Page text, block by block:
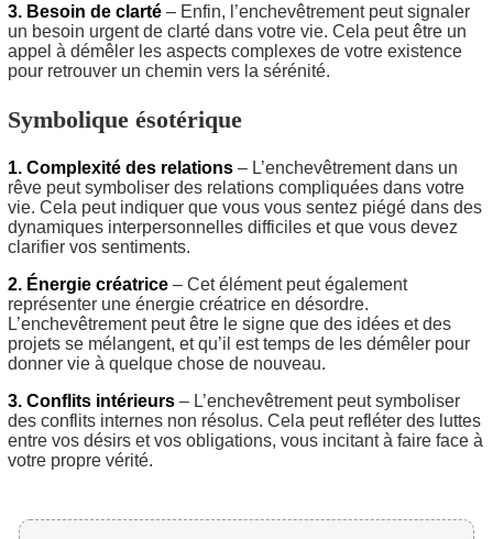
3. Besoin de clarté – Enfin, l’enchevêtrement peut signaler
un besoin urgent de clarté dans votre vie. Cela peut être un
appel à démêler les aspects complexes de votre existence
pour retrouver un chemin vers la sérénité.
Symbolique ésotérique
1. Complexité des relations – L’enchevêtrement dans un
rêve peut symboliser des relations compliquées dans votre
vie. Cela peut indiquer que vous vous sentez piégé dans des
dynamiques interpersonnelles difficiles et que vous devez
clarifier vos sentiments.
2. Énergie créatrice – Cet élément peut également
représenter une énergie créatrice en désordre.
L’enchevêtrement peut être le signe que des idées et des
projets se mélangent, et qu’il est temps de les démêler pour
donner vie à quelque chose de nouveau.
3. Conflits intérieurs – L’enchevêtrement peut symboliser
des conflits internes non résolus. Cela peut refléter des luttes
entre vos désirs et vos obligations, vous incitant à faire face à
votre propre vérité.